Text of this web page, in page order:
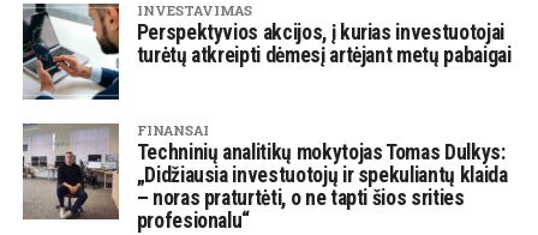
INVESTAVIMAS
Perspektyvios akcijos, į kurias investuotojai
turėtų atkreipti dėmesį artėjant metų pabaigai
FINANSAI
Techninių analitikų mokytojas Tomas Dulkys:
„Didžiausia investuotojų ir spekuliantų klaida
– noras praturtėti, o ne tapti šios srities
profesionalu“